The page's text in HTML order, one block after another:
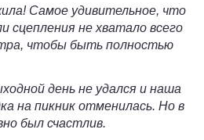
Самое удивительное, что
сцепления не хватало всего
чтобы быть полностью
день не удался и наша
на пикник отменилась. Но в
был счастлив.